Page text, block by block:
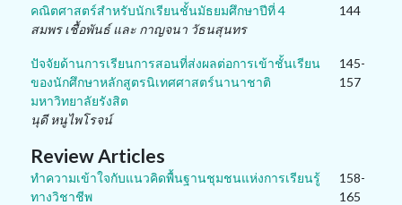
คณิตศาสตร์สำหรับนักเรียนชั้นมัธยมศึกษาปีที่ 4
สมพร เชื้อพันธ์ และ กาญจนา วัธนสุนทร
144
ปัจจัยด้านการเรียนการสอนที่ส่งผลต่อการเข้าชั้นเรียน
ของนักศึกษาหลักสูตรนิเทศศาสตร์นานาชาติ
มหาวิทยาลัยรังสิต
นุดี หนูไพโรจน์
145-
157
Review Articles
ทำความเข้าใจกับแนวคิดพื้นฐานชุมชนแห่งการเรียนรู้
ทางวิชาชีพ
158-
165